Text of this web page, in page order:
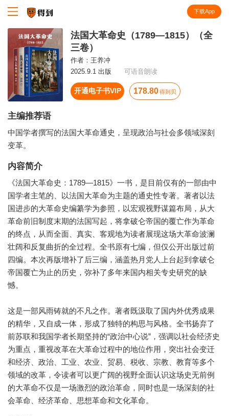
下载App
法国大革命史（1789—1815）（全
三卷）
作者： 王养冲
2025.9.1 出版
可语音朗读
开通电子书VIP 178.80 得到贝
主编推荐语
中国学者撰写的法国大革命通史，呈现政治与社会多领域深刻
变革。
内容简介
《法国大革命史：1789—1815》一书，是目前仅有的一部由中
国学者主笔的、以法国大革命为主题的通史性专著。著者以法
国进步的大革命史编纂学为参照，以宏观视野谋篇布局，从大
革命前旧制度末期的法国写起，将拿破仑帝国的覆亡作为革命
的终点，从而全面、真实、客观地为读者展现这场大革命波澜
壮阔和反复曲折的全过程。全书原有七编，但仅公开出版过前
四编。本次再版增补了后三编，涵盖热月党人上台起到拿破仑
帝国覆亡为止的历史，弥补了多年来国内相关专史研究的缺
憾。
这是一部风雨铸就的不凡之作。著者既汲取了国内外优秀成果
的精华，又自成一体，形成了独特的构思与风格。全书扬弃了
前苏联和我国学者长期坚持的“政治中心说”，强调以社会经济史
为重点，重视改革在大革命过程中的地位作用，突出社会变迁
和经济、政治、工业、农业、贸易、税收、宗教、教育等多个
领域的改革，令读者可以更广阔的视野全面认识这场史无前例
的大革命不仅是一场激烈的政治革命，同时也是一场深刻的社
会革命、经济革命、思想革命和文化革命。